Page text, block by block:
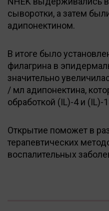
сыворотки, а затем
адипонектином.
В итоге было
филагрина в
значительно
/ мл адипонектина,
обработкой (IL)-4 и (IL)-
Открытие поможет в
терапевтических
воспалительных